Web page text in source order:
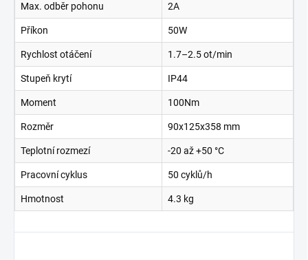
Max. odběr pohonu 2A
Příkon 50W
Rychlost otáčení 1.7–2.5 ot/min
Stupeň krytí IP44
Moment 100Nm
Rozměr 90x125x358 mm
Teplotní rozmezí -20 až +50 °C
Pracovní cyklus 50 cyklů/h
Hmotnost 4.3 kg